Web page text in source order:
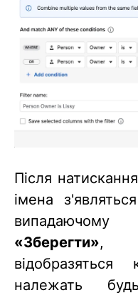
Після натискання
імена
випадаючому
«Зберегти», і
відобразяться
належать